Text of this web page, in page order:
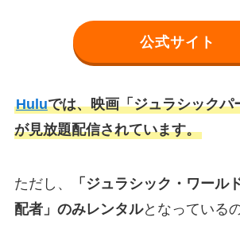
公式サイト
Huluでは、映画「ジュラシックパ
が見放題配信されています。
ただし、
「ジュラシック・ワール
配者」のみレンタルとなっている